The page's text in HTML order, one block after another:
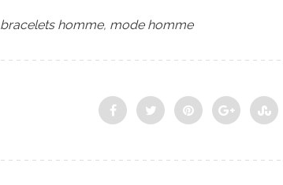
bracelets homme, mode homme